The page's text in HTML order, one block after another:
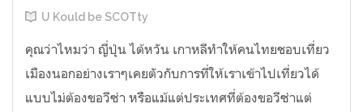
U Kould be SCOTty
คุณว่าไหมว่า ญี่ปุ่น ไต้หวัน เกาหลีทำให้คนไทยชอบเที่ยว
เมืองนอกอย่างเราๆเคยตัวกับการที่ให้เราเข้าไปเที่ยวได้
แบบไม่ต้องขอวีซ่า หรือแม้แต่ประเทศที่ต้องขอวีซ่าแต่